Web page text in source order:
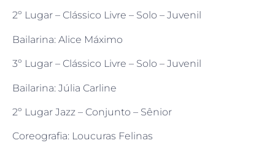
2º Lugar – Clássico Livre – Solo – Juvenil
Bailarina: Alice Máximo
3º Lugar – Clássico Livre – Solo – Juvenil
Bailarina: Júlia Carline
2º Lugar Jazz – Conjunto – Sênior
Coreografia: Loucuras Felinas